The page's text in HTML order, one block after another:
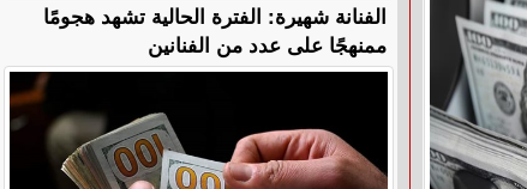
الفنانة شهيرة: الفترة الحالية تشهد هجومًا
ممنهجًا على عدد من الفنانين